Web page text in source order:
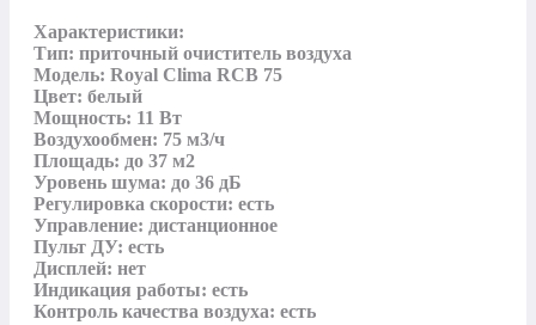
Характеристики:
Тип: приточный очиститель воздуха
Модель: Royal Clima RCB 75
Цвет: белый
Мощность: 11 Вт
Воздухообмен: 75 м3/ч
Площадь: до 37 м2
Уровень шума: до 36 дБ
Регулировка скорости: есть
Управление: дистанционное
Пульт ДУ: есть
Дисплей: нет
Индикация работы: есть
Контроль качества воздуха: есть